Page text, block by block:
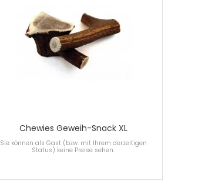
Chewies Geweih-Snack XL
Sie können als Gast (bzw. mit Ihrem derzeitigen
Status) keine Preise sehen.